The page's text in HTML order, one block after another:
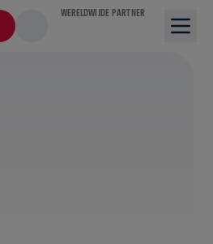
WERELDWIJDE PARTNER